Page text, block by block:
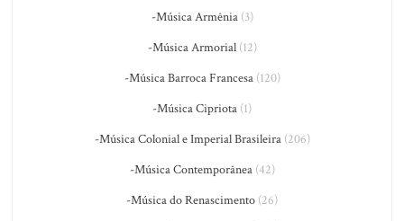
-Música Armênia(3)
-Música Armorial(12)
-Música Barroca Francesa(120)
-Música Cipriota (1)
-Música Colonial e Imperial Brasileira(206)
-Música Contemporânea(42)
-Música do Renascimento (26)